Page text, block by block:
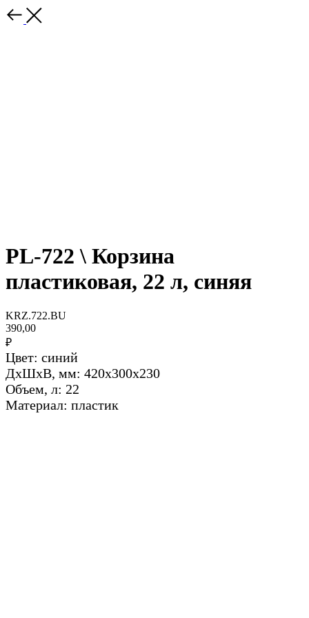
PL-722 \ Корзина
пластиковая, 22 л, синяя
KRZ.722.BU
390,00
₽
Цвет: синий
ДхШхВ, мм: 420х300х230
Объем, л: 22
Материал: пластик